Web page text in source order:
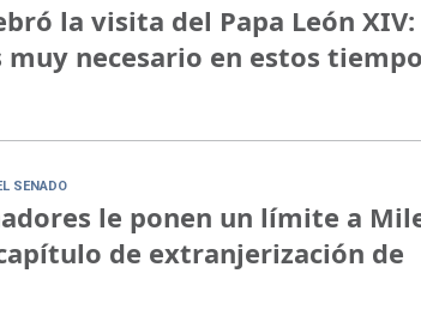
la visita del Papa León XIV:
muy necesario en estos
SENADO
le ponen un límite a
de extranjerización de